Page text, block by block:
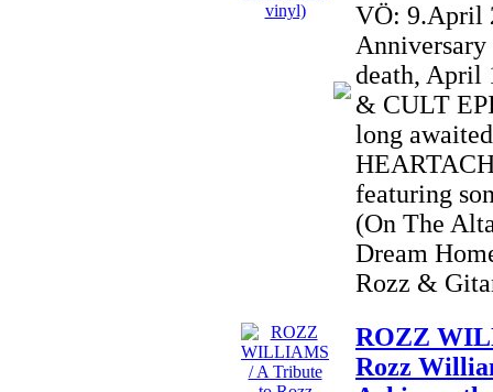
VÖ: 9.April
death, April
& CULT
long
featuring
(On The
Dream
Rozz &
ROZZ
Rozz